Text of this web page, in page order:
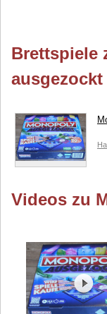
Brettspiele
ausgezockt
Videos zu